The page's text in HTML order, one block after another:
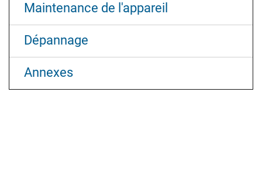
Maintenance de l'appareil
Dépannage
Annexes